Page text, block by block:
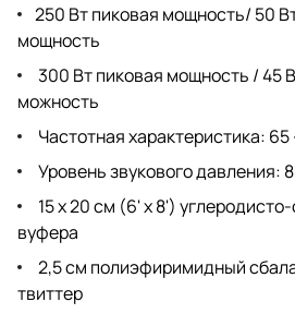
250 Вт пиковая мощность/ 50
мощность
300 Вт пиковая мощность / 45
можность
Частотная характеристика:
Уровень звукового давления:
15 x 20 см (6' x 8')
вуфера
2,5 см полиэфиримидный
твиттер